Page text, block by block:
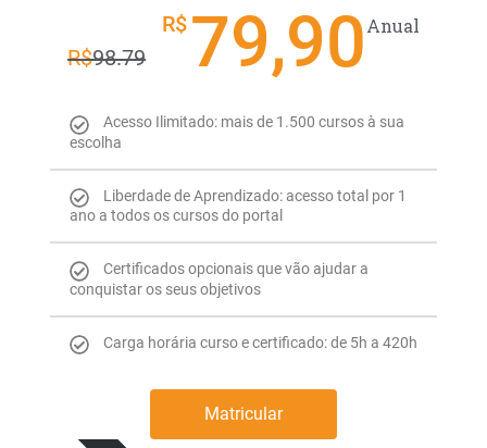
R$98.79
R$ 79,90Anual
Acesso Ilimitado: mais de 1.500 cursos à sua
escolha
Liberdade de Aprendizado: acesso total por 1
ano a todos os cursos do portal
Certificados opcionais que vão ajudar a
conquistar os seus objetivos
Carga horária curso e certificado: de 5h a 420h
Matricular